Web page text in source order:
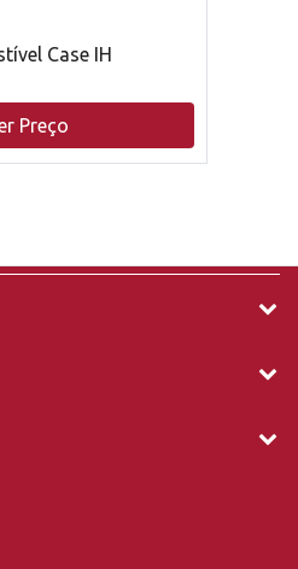
Case IH
Preço